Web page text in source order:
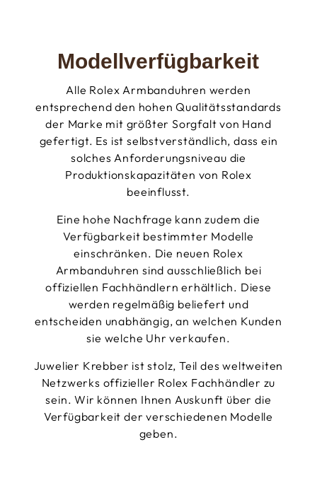
Modellverfügbarkeit
Alle Rolex Armbanduhren werden
entsprechend den hohen Qualitätsstandards
der Marke mit größter Sorgfalt von Hand
gefertigt. Es ist selbstverständlich, dass ein
solches Anforderungsniveau die
Produktionskapazitäten von Rolex
beeinflusst.
Eine hohe Nachfrage kann zudem die
Verfügbarkeit bestimmter Modelle
einschränken. Die neuen Rolex
Armbanduhren sind ausschließlich bei
offiziellen Fachhändlern erhältlich. Diese
werden regelmäßig beliefert und
entscheiden unabhängig, an welchen Kunden
sie welche Uhr verkaufen.
Juwelier Krebber ist stolz, Teil des weltweiten
Netzwerks offizieller Rolex Fachhändler zu
sein. Wir können Ihnen Auskunft über die
Verfügbarkeit der verschiedenen Modelle
geben.